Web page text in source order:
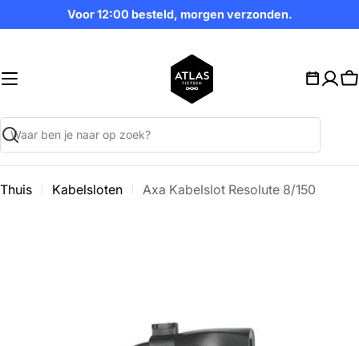
naar
Voor 12:00 besteld, morgen verzonden.
Zoekopdracht
Thuis Kabelsloten Axa Kabelslot Resolute 8/150